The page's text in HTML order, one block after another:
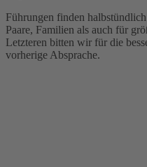
Führungen finden
Paare, Familien als auch für
Letzteren bitten wir für die
vorherige Absprache.